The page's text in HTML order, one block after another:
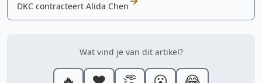
DKC contracteert Alida Chen
Wat vind je van dit artikel?